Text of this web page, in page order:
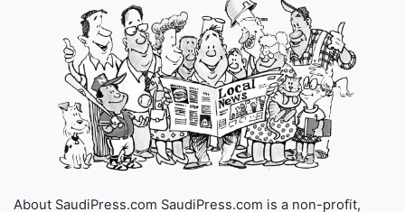
About SaudiPress.com SaudiPress.com is a non-profit,